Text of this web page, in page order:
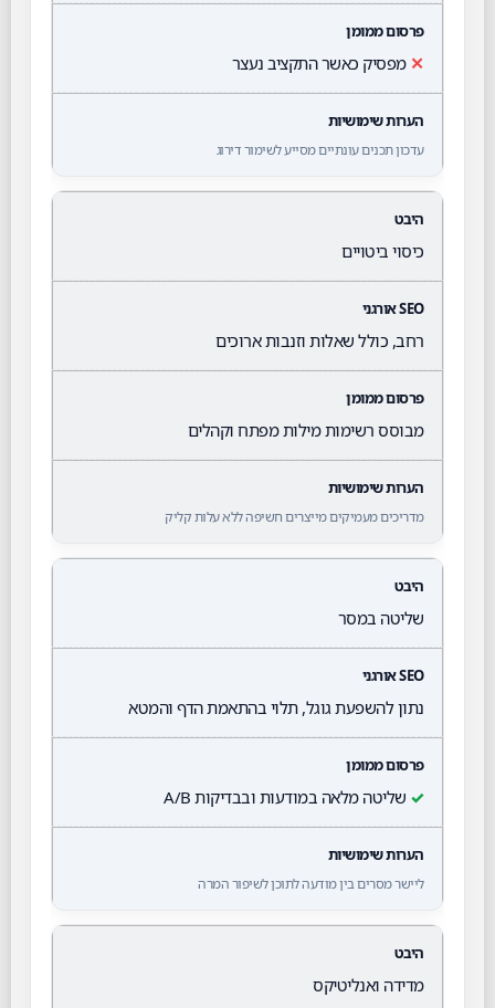
✕ מפסיק כאשר התקציב נעצר
עדכון תכנים עונתיים מסייע לשימור דירוג
כיסוי ביטויים
רחב, כולל שאלות וזנבות ארוכים
מבוסס רשימות מילות מפתח וקהלים
מדריכים מעמיקים מייצרים חשיפה ללא עלות קליק
שליטה במסר
נתון להשפעת גוגל, תלוי בהתאמת הדף והמטא
✓ שליטה מלאה במודעות ובבדיקות A/B
ליישר מסרים בין מודעה לתוכן לשיפור המרה
מדידה ואנליטיקס